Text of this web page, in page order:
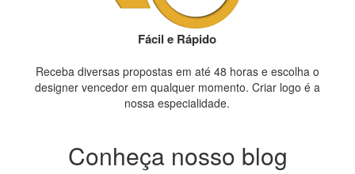
Fácil e Rápido
Receba diversas propostas em até 48 horas e escolha o
designer vencedor em qualquer momento. Criar logo é a
nossa especialidade.
Conheça nosso blog